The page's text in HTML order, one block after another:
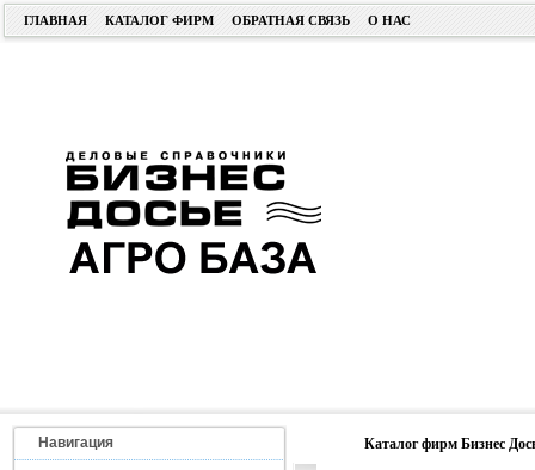
ГЛАВНАЯ КАТАЛОГ ФИРМ ОБРАТНАЯ СВЯЗЬ О НАС
Навигация Каталог фирм Бизнес